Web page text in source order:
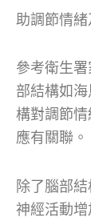
助調節情緒
參考衛生
部結構如
構對調節
應有關聯。
除了腦部
神經活動